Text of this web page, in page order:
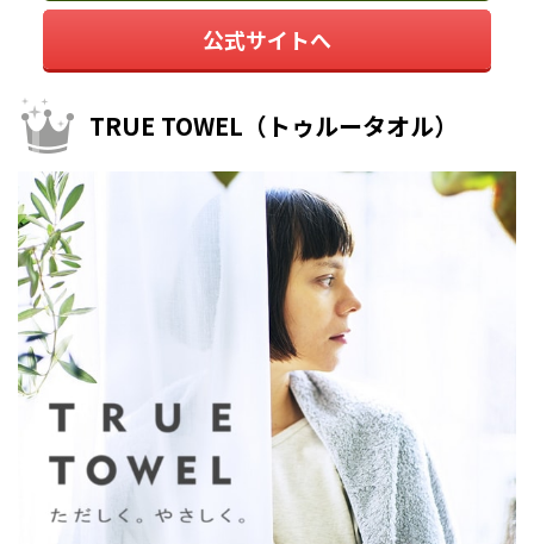
公式サイトへ
TRUE TOWEL（トゥルータオル）